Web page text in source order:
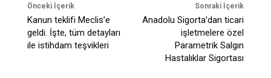
Önceki İçerik
Kanun teklifi Meclis’e
geldi. İşte, tüm detayları
ile istihdam teşvikleri
Sonraki İçerik
Anadolu Sigorta’dan ticari
işletmelere özel
Parametrik Salgın
Hastalıklar Sigortası